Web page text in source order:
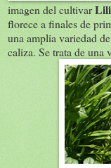
imagen del cultivar
florece a finales de
una amplia variedad
caliza. Se trata de